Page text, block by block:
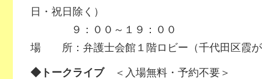
日・祝日除く）
９：００～１９：００
場 所：弁護士会館１階ロビー（千代田区霞が
◆トークライブ ＜入場無料・予約不要＞